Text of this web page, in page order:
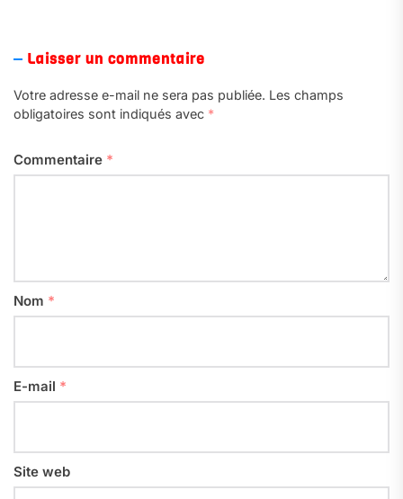
Laisser un commentaire
Votre adresse e-mail ne sera pas publiée. Les champs
obligatoires sont indiqués avec *
Commentaire *
Nom *
E-mail *
Site web